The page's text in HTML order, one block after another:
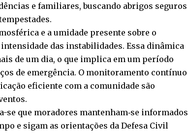
e familiares, buscando abrigos seguros
e a umidade presente sobre o
das instabilidades. Essa dinâmica
de um dia, o que implica em um período
de emergência. O monitoramento contínuo
eficiente com a comunidade são
que moradores mantenham‐se informados
e sigam as orientações da Defesa Civil